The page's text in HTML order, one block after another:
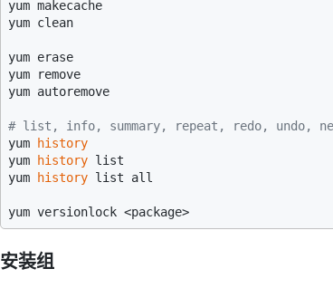
yum makecache
yum clean
yum erase
yum remove
yum autoremove
# list, info, summary, repeat, redo, undo,
yum
history
yum
history list
yum
history list all
安装组